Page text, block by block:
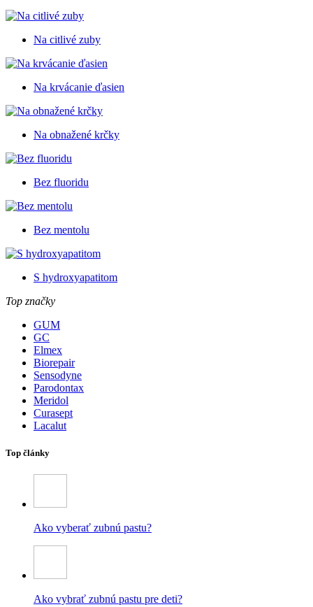
Na citlivé zuby
Na krvácanie ďasien
Na obnažené krčky
Bez fluoridu
Bez mentolu
S hydroxyapatitom
Top značky
GUM
GC
Elmex
Biorepair
Sensodyne
Parodontax
Meridol
Curasept
Lacalut
Top články
Ako vyberať zubnú pastu?
Ako vybrať zubnú pastu pre deti?